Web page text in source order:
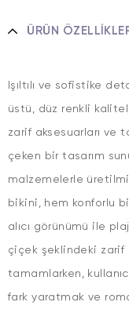
ÜRÜN
Işıltılı ve sofistike
üstü, düz renkli
zarif aksesuarları ve
çeken bir tasarım
malzemelerle
bikini, hem konforlu
alıcı görünümü ile
çiçek şeklindeki zarif
tamamlarken,
fark yaratmak ve